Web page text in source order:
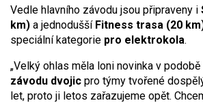
Vedle hlavního závodu jsou připraveny i
km) a jednodušší Fitness trasa (20
speciální kategorie pro elektrokola.
„Velký ohlas měla loni novinka v podobě
závodu dvojic pro týmy tvořené
let, proto ji letos zařazujeme opět.